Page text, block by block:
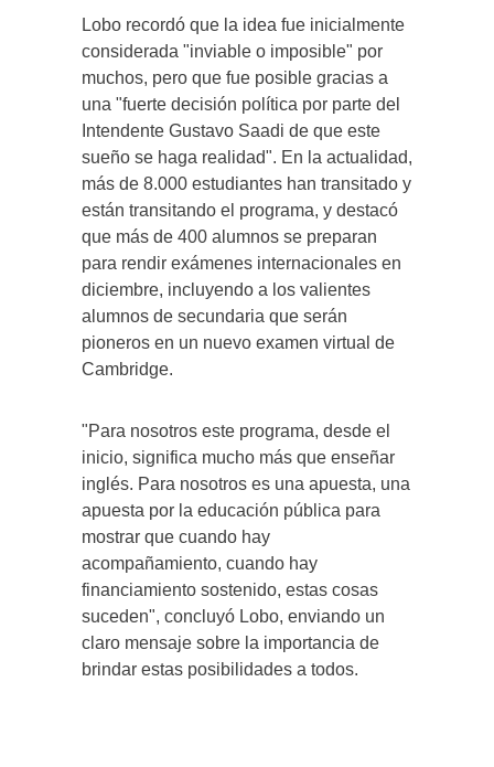
Lobo recordó que la idea fue inicialmente
considerada "inviable o imposible" por
muchos, pero que fue posible gracias a
una "fuerte decisión política por parte del
Intendente Gustavo Saadi de que este
sueño se haga realidad". En la actualidad,
más de 8.000 estudiantes han transitado y
están transitando el programa, y destacó
que más de 400 alumnos se preparan
para rendir exámenes internacionales en
diciembre, incluyendo a los valientes
alumnos de secundaria que serán
pioneros en un nuevo examen virtual de
Cambridge.
"Para nosotros este programa, desde el
inicio, significa mucho más que enseñar
inglés. Para nosotros es una apuesta, una
apuesta por la educación pública para
mostrar que cuando hay
acompañamiento, cuando hay
financiamiento sostenido, estas cosas
suceden", concluyó Lobo, enviando un
claro mensaje sobre la importancia de
brindar estas posibilidades a todos.